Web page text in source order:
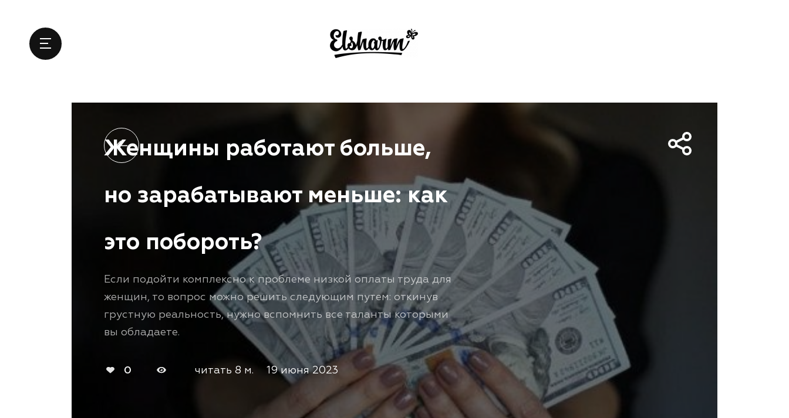
Женщины работают больше,
но зарабатывают меньше: как
это побороть?
Если подойти комплексно к проблеме низкой оплаты труда для
женщин, то вопрос можно решить следующим путем: откинув
грустную реальность, нужно вспомнить все таланты которыми
вы обладаете.
0 читать 8 м. 19 июня 2023